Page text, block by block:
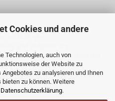
Cookies und andere
Technologien, auch von
der Website zu
zu analysieren und Ihnen
zu können. Weitere
Datenschutzerklärung.
GEMÄSS §19
sind Endpreise zzgl.
wir keine Umsatzsteuer und
auch nicht aus.